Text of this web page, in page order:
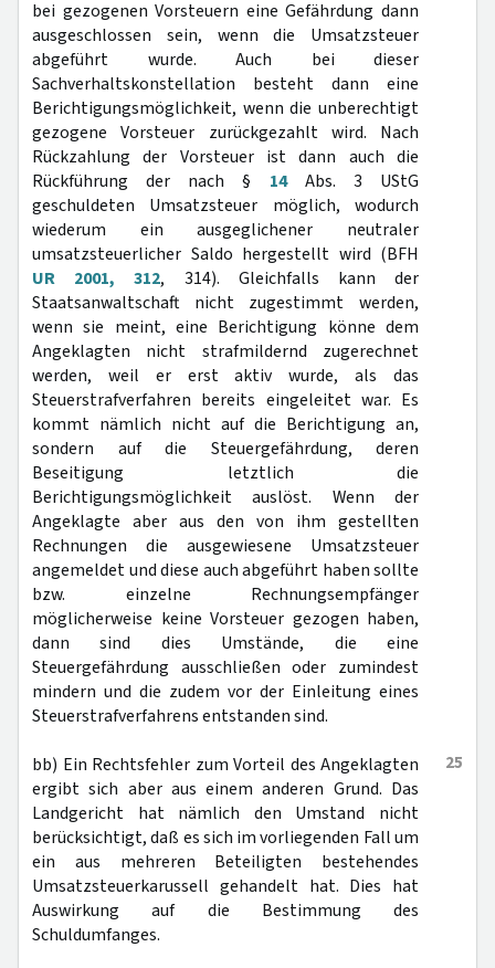
bei gezogenen Vorsteuern eine Gefährdung dann
ausgeschlossen sein, wenn die Umsatzsteuer
abgeführt wurde. Auch bei dieser
Sachverhaltskonstellation besteht dann eine
Berichtigungsmöglichkeit, wenn die unberechtigt
gezogene Vorsteuer zurückgezahlt wird. Nach
Rückzahlung der Vorsteuer ist dann auch die
Rückführung der nach § 14Abs. 3 UStG
geschuldeten Umsatzsteuer möglich, wodurch
wiederum ein ausgeglichener neutraler
umsatzsteuerlicher Saldo hergestellt wird (BFH
UR 2001, 312, 314). Gleichfalls kann der
Staatsanwaltschaft nicht zugestimmt werden,
wenn sie meint, eine Berichtigung könne dem
Angeklagten nicht strafmildernd zugerechnet
werden, weil er erst aktiv wurde, als das
Steuerstrafverfahren bereits eingeleitet war. Es
kommt nämlich nicht auf die Berichtigung an,
sondern auf die Steuergefährdung, deren
Beseitigung letztlich die
Berichtigungsmöglichkeit auslöst. Wenn der
Angeklagte aber aus den von ihm gestellten
Rechnungen die ausgewiesene Umsatzsteuer
angemeldet und diese auch abgeführt haben sollte
bzw. einzelne Rechnungsempfänger
möglicherweise keine Vorsteuer gezogen haben,
dann sind dies Umstände, die eine
Steuergefährdung ausschließen oder zumindest
mindern und die zudem vor der Einleitung eines
Steuerstrafverfahrens entstanden sind.
25
bb) Ein Rechtsfehler zum Vorteil des Angeklagten
ergibt sich aber aus einem anderen Grund. Das
Landgericht hat nämlich den Umstand nicht
berücksichtigt, daß es sich im vorliegenden Fall um
ein aus mehreren Beteiligten bestehendes
Umsatzsteuerkarussell gehandelt hat. Dies hat
Auswirkung auf die Bestimmung des
Schuldumfanges.